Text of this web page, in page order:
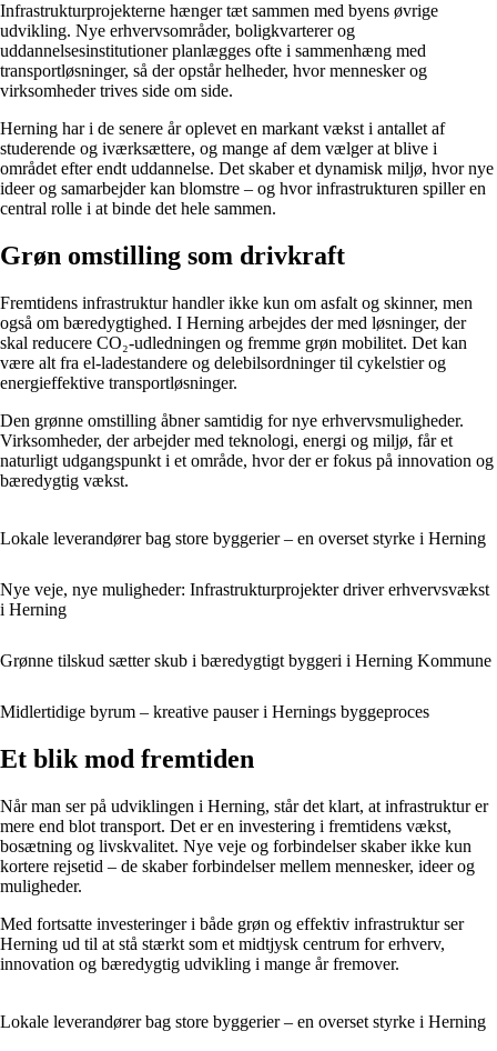
Infrastrukturprojekterne hænger tæt sammen med byens øvrige
udvikling. Nye erhvervsområder, boligkvarterer og
uddannelsesinstitutioner planlægges ofte i sammenhæng med
transportløsninger, så der opstår helheder, hvor mennesker og
virksomheder trives side om side.
Herning har i de senere år oplevet en markant vækst i antallet af
studerende og iværksættere, og mange af dem vælger at blive i
området efter endt uddannelse. Det skaber et dynamisk miljø, hvor nye
ideer og samarbejder kan blomstre – og hvor infrastrukturen spiller en
central rolle i at binde det hele sammen.
Grøn omstilling som drivkraft
Fremtidens infrastruktur handler ikke kun om asfalt og skinner, men
også om bæredygtighed. I Herning arbejdes der med løsninger, der
skal reducere CO₂-udledningen og fremme grøn mobilitet. Det kan
være alt fra el-ladestandere og delebilsordninger til cykelstier og
energieffektive transportløsninger.
Den grønne omstilling åbner samtidig for nye erhvervsmuligheder.
Virksomheder, der arbejder med teknologi, energi og miljø, får et
naturligt udgangspunkt i et område, hvor der er fokus på innovation og
bæredygtig vækst.
Lokale leverandører bag store byggerier – en overset styrke i Herning
Nye veje, nye muligheder: Infrastrukturprojekter driver erhvervsvækst
i Herning
Grønne tilskud sætter skub i bæredygtigt byggeri i Herning Kommune
Midlertidige byrum – kreative pauser i Hernings byggeproces
Et blik mod fremtiden
Når man ser på udviklingen i Herning, står det klart, at infrastruktur er
mere end blot transport. Det er en investering i fremtidens vækst,
bosætning og livskvalitet. Nye veje og forbindelser skaber ikke kun
kortere rejsetid – de skaber forbindelser mellem mennesker, ideer og
muligheder.
Med fortsatte investeringer i både grøn og effektiv infrastruktur ser
Herning ud til at stå stærkt som et midtjysk centrum for erhverv,
innovation og bæredygtig udvikling i mange år fremover.
Lokale leverandører bag store byggerier – en overset styrke i Herning